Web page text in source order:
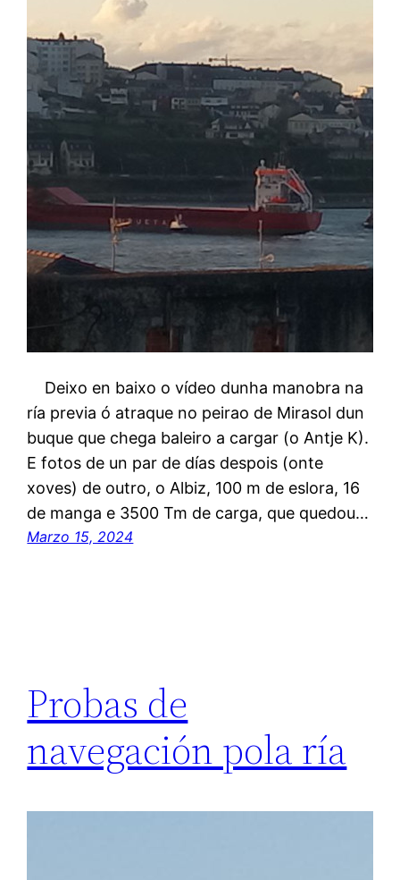
Deixo en baixo o vídeo dunha manobra na
ría previa ó atraque no peirao de Mirasol dun
buque que chega baleiro a cargar (o Antje K).
E fotos de un par de días despois (onte
xoves) de outro, o Albiz, 100 m de eslora, 16
de manga e 3500 Tm de carga, que quedou…
Marzo 15, 2024
Probas de
navegación pola ría